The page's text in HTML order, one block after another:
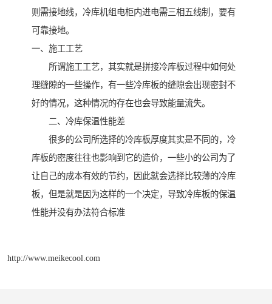
则需接地线，冷库机组电柜内进电需三相五线制，要有
可靠接地。
一、施工工艺
所谓施工工艺，其实就是拼接冷库板过程中如何处
理缝隙的一些操作，有一些冷库板的缝隙会出现密封不
好的情况，这种情况的存在也会导致能量流失。
二、冷库保温性能差
很多的公司所选择的冷库板厚度其实是不同的，冷
库板的密度往往也影响到它的造价，一些小的公司为了
让自己的成本有效的节约，因此就会选择比较薄的冷库
板，但是就是因为这样的一个决定，导致冷库板的保温
性能并没有办法符合标准
http://www.meikecool.com